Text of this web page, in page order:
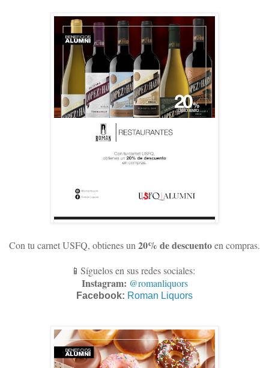
Con tu carnet USFQ, obtienes un20% de descuentoen compras.
📱Síguelos en sus redes sociales:
Instagram: @romanliquors
Facebook: Roman Liquors